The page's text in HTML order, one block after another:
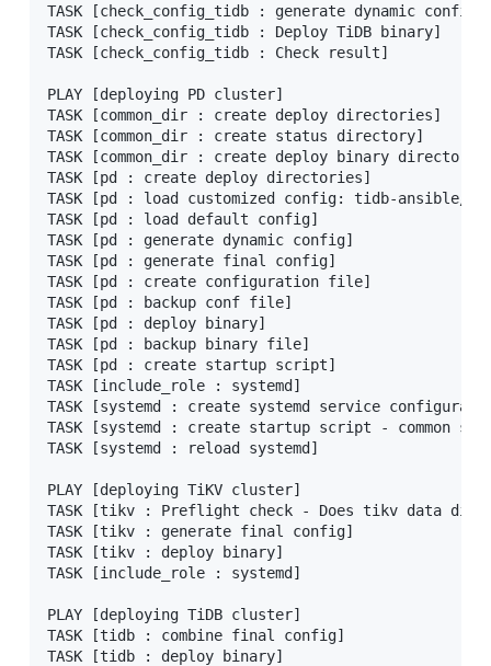
TASK [check_config_tidb : generate dynamic
TASK [check_config_tidb : Deploy TiDB binary]
TASK [check_config_tidb : Check result]
PLAY [deploying PD cluster]
TASK [common_dir : create deploy directories]
TASK [common_dir : create status directory]
TASK [common_dir : create deploy binary
TASK [pd : create deploy directories]
TASK [pd : load customized config: tidb-ansible/
TASK [pd : load default config]
TASK [pd : generate dynamic config]
TASK [pd : generate final config]
TASK [pd : create configuration file]
TASK [pd : backup conf file]
TASK [pd : deploy binary]
TASK [pd : backup binary file]
TASK [pd : create startup script]
TASK [include_role : systemd]
TASK [systemd : create systemd service
TASK [systemd : create startup script - common
TASK [systemd : reload systemd]
PLAY [deploying TiKV cluster]
TASK [tikv : Preflight check - Does tikv data dir
TASK [tikv : generate final config]
TASK [tikv : deploy binary]
TASK [include_role : systemd]
PLAY [deploying TiDB cluster]
TASK [tidb : combine final config]
TASK [tidb : deploy binary]